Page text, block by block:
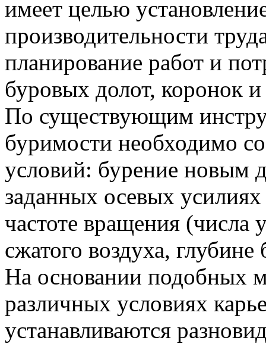
имеет целью
производительности
планирование работ и
буровых долот, коронок и
По существующим
буримости необходимо
условий: бурение новым
заданных осевых
частоте вращения (числа
сжатого воздуха, глубине
На основании подобных
различных условиях
устанавливаются